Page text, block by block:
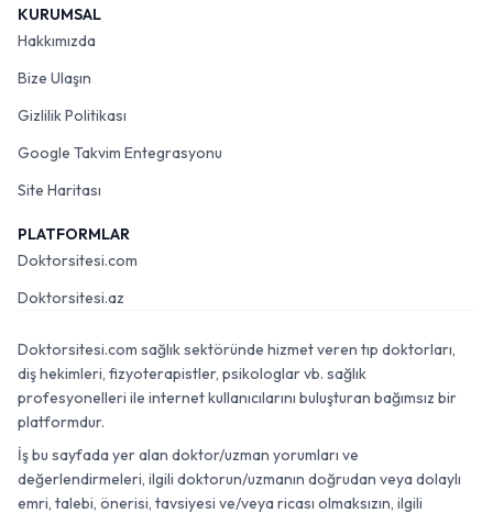
KURUMSAL
Hakkımızda
Bize Ulaşın
Gizlilik Politikası
Google Takvim Entegrasyonu
Site Haritası
PLATFORMLAR
Doktorsitesi.com
Doktorsitesi.az
Doktorsitesi.com sağlık sektöründe hizmet veren tıp doktorları,
diş hekimleri, fizyoterapistler, psikologlar vb. sağlık
profesyonelleri ile internet kullanıcılarını buluşturan bağımsız bir
platformdur.
İş bu sayfada yer alan doktor/uzman yorumları ve
değerlendirmeleri, ilgili doktorun/uzmanın doğrudan veya dolaylı
emri, talebi, önerisi, tavsiyesi ve/veya ricası olmaksızın, ilgili